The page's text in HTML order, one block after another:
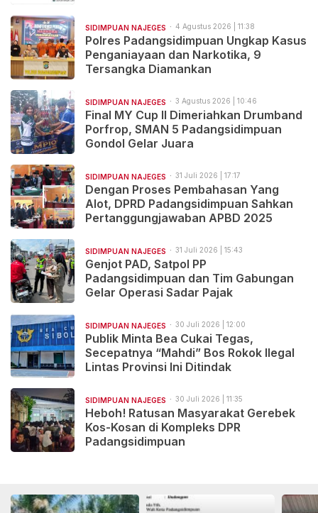
SIDIMPUAN NAJEGES 4 Agustus 2026 | 11:38
Polres Padangsidimpuan Ungkap Kasus
Penganiayaan dan Narkotika, 9
Tersangka Diamankan
SIDIMPUAN NAJEGES 3 Agustus 2026 | 10:46
Final MY Cup II Dimeriahkan Drumband
Porfrop, SMAN 5 Padangsidimpuan
Gondol Gelar Juara
SIDIMPUAN NAJEGES 31 Juli 2026 | 17:17
Dengan Proses Pembahasan Yang
Alot, DPRD Padangsidimpuan Sahkan
Pertanggungjawaban APBD 2025
SIDIMPUAN NAJEGES 31 Juli 2026 | 15:43
Genjot PAD, Satpol PP
Padangsidimpuan dan Tim Gabungan
Gelar Operasi Sadar Pajak
SIDIMPUAN NAJEGES 30 Juli 2026 | 12:00
Publik Minta Bea Cukai Tegas,
Secepatnya “Mahdi” Bos Rokok Ilegal
Lintas Provinsi Ini Ditindak
SIDIMPUAN NAJEGES 30 Juli 2026 | 11:35
Heboh! Ratusan Masyarakat Gerebek
Kos-Kosan di Kompleks DPR
Padangsidimpuan